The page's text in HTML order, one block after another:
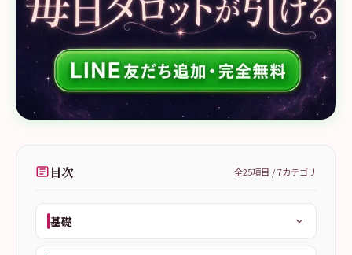
目次 全25項目 /7カテゴリ
基礎